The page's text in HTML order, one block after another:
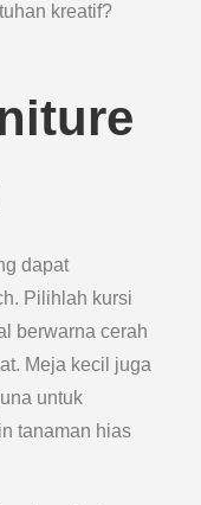
kreatif?
dapat
Pilihlah kursi
berwarna cerah
Meja kecil juga
untuk
tanaman hias